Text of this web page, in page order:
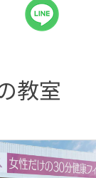
教室